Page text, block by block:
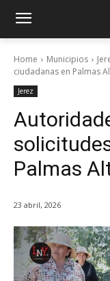
Home Municipios
ciudadanas en Palmas
Jerez
Palmas
23 abril, 2026